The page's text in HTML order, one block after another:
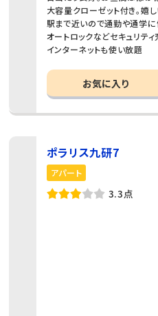
大容量クローゼット付き。嬉
駅まで近いので通勤や通学に
オートロックなどセキュリティ
インターネットも使い放題
お気に入り
ポラリス九研7
アパート
3.3点